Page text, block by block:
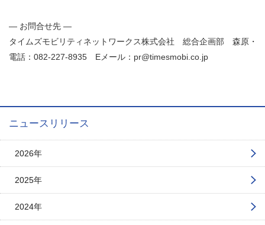
― お問合せ先 ―
タイムズモビリティネットワークス株式会社 総合企画部 森原・
電話：082-227-8935 Eメール：pr@timesmobi.co.jp
ニュースリリース
2026年
2025年
2024年